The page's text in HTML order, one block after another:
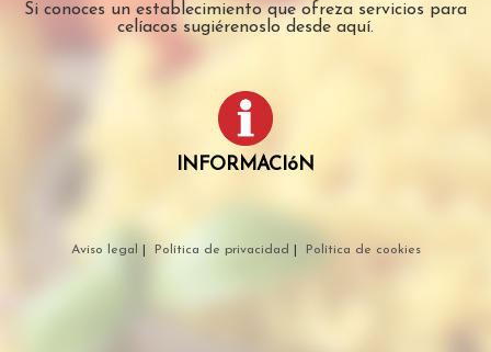
Si conoces un establecimiento que ofreza servicios para
celíacos sugiérenoslo desde aquí.
INFORMACIóN
Aviso legal Política de privacidad Política de cookies